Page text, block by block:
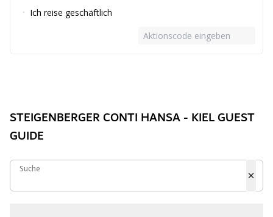
Ich reise geschäftlich
Aktionscode eingeben
STEIGENBERGER CONTI HANSA - KIEL GUEST
GUIDE
Suche
Suche